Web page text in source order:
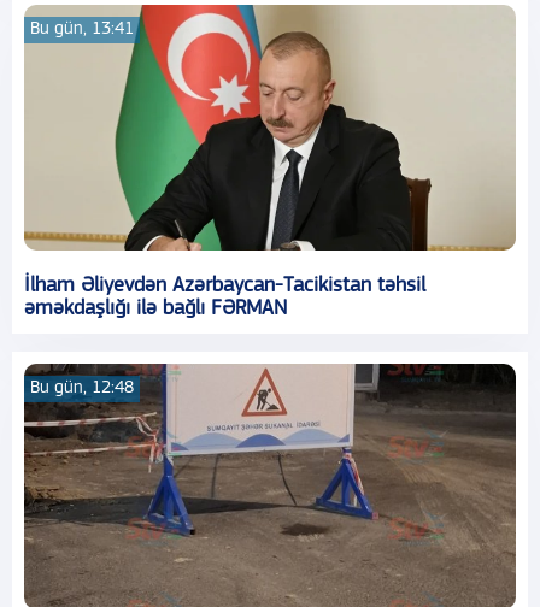
Bu gün, 13:41
İlham Əliyevdən Azərbaycan-Tacikistan təhsil
əməkdaşlığı ilə bağlı FƏRMAN
Bu gün, 12:48